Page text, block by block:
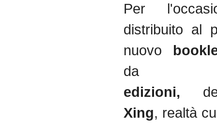
Per
distribuito al
nuovo
edizioni,
Xing, realtà